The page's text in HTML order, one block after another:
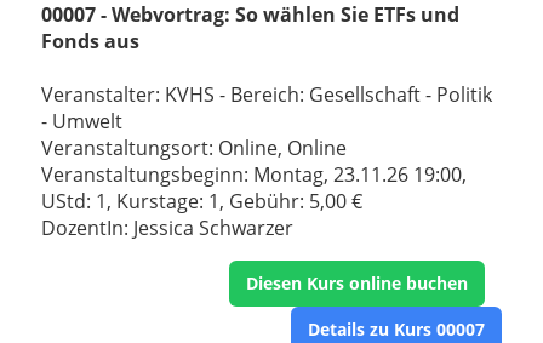
00007 - Webvortrag: So wählen Sie ETFs und
Fonds aus
Veranstalter: KVHS - Bereich: Gesellschaft - Politik
- Umwelt
Veranstaltungsort: Online, Online
Veranstaltungsbeginn: Montag, 23.11.26 19:00,
UStd: 1, Kurstage: 1, Gebühr: 5,00 €
DozentIn: Jessica Schwarzer
Diesen Kurs online buchen
Details zu Kurs 00007